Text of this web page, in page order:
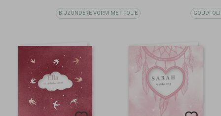
BIJZONDERE VORM MET FOLIE